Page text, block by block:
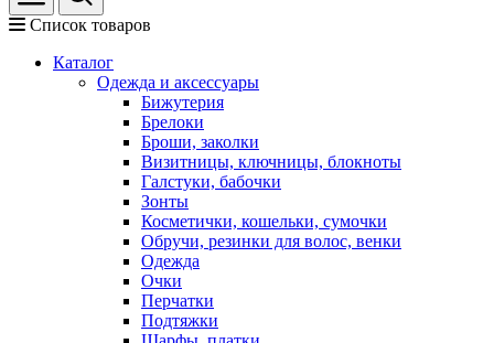
Список товаров
Каталог
Oдежда и аксессуары
Бижутерия
Брелоки
Броши, заколки
Визитницы, ключницы, блокноты
Галстуки, бабочки
Зонты
Косметички, кошельки, сумочки
Обручи, резинки для волос, венки
Одежда
Очки
Перчатки
Подтяжки